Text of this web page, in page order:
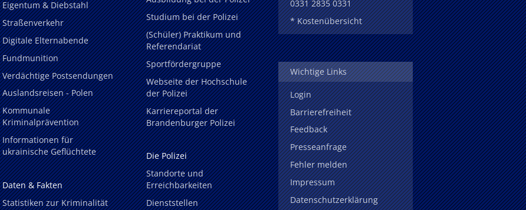
Eigentum & Diebstahl
Straßenverkehr
Digitale Elternabende
Fundmunition
Verdächtige Postsendungen
Auslandsreisen - Polen
Kommunale
Kriminalprävention
Informationen für
ukrainische Geflüchtete
Daten & Fakten
Statistiken zur Kriminalität
Studium bei der Polizei
(Schüler) Praktikum und
Referendariat
Sportfördergruppe
Webseite der Hochschule
der Polizei
Karriereportal der
Brandenburger Polizei
Die Polizei
Standorte und
Erreichbarkeiten
Dienststellen
0331 2835 0331
* Kostenübersicht
Wichtige Links
Login
Barrierefreiheit
Feedback
Presseanfrage
Fehler melden
Impressum
Datenschutzerklärung